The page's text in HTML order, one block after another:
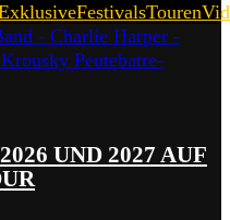
FestivalsTouren
UND 2027 AUF